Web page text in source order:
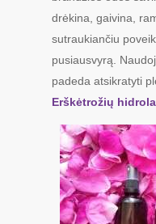
drėkina, gaivina,
sutraukiančiu
pusiausvyrą.
padeda atsikratyti
Erškėtrožių